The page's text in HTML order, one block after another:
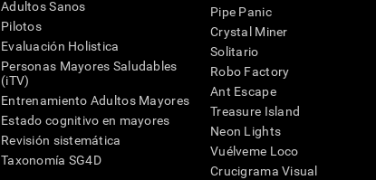
Adultos Sanos
Pilotos
Evaluación Holistica
Personas Mayores Saludables
(iTV)
Entrenamiento Adultos Mayores
Estado cognitivo en mayores
Revisión sistemática
Taxonomía SG4D
Pipe Panic
Crystal Miner
Solitario
Robo Factory
Ant Escape
Treasure Island
Neon Lights
Vuélveme Loco
Crucigrama Visual